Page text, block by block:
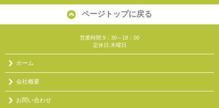
ページトップに戻る
営業時間:9：30～18：00
定休日:木曜日
ホーム
会社概要
お問い合わせ